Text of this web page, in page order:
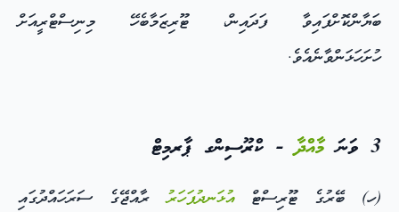
ބަޔާންކޮށްފައިވާ ފަދައިން، ޓޫރިޒަމާބެހޭ މިނިސްޓްރީއަށް
ހުށަހަޅަންވާނެއެވެ.
3 ވަނަ މާއްދާ- ކްރޫސިންގ ޕާރމިޓް
(ހ) ބޭރުގެ ޓޫރިސްޓްއުޅަނދުފަހަރުރާއްޖޭގެ ސަރަހައްދުގައި